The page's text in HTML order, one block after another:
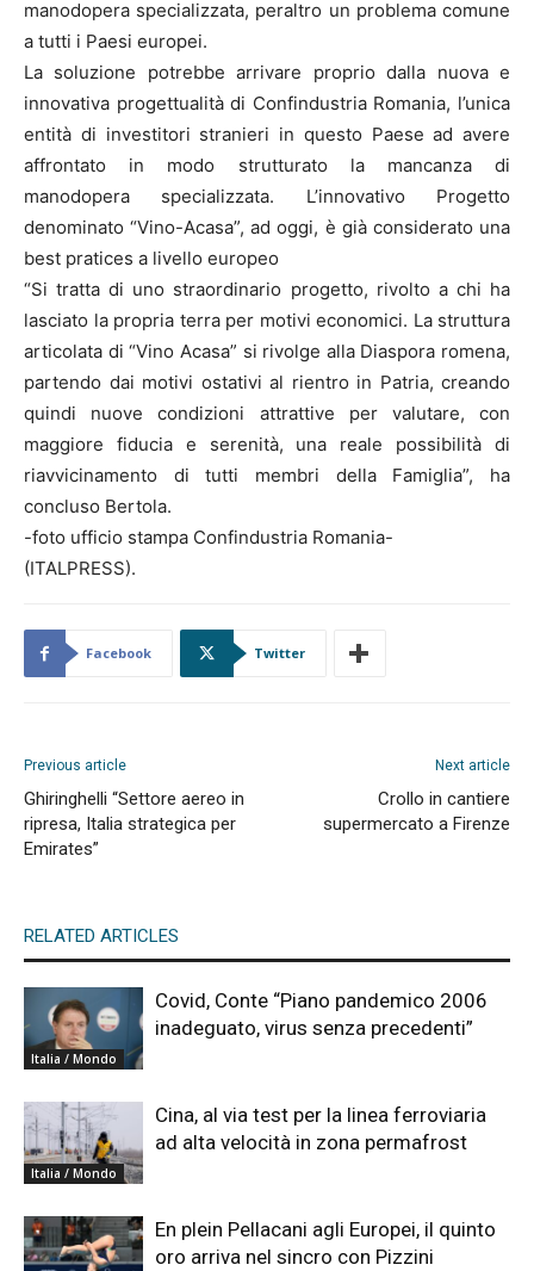
manodopera specializzata, peraltro un problema comune
a tutti i Paesi europei.
La soluzione potrebbe arrivare proprio dalla nuova e
innovativa progettualità di Confindustria Romania, l’unica
entità di investitori stranieri in questo Paese ad avere
affrontato in modo strutturato la mancanza di
manodopera specializzata. L’innovativo Progetto
denominato “Vino-Acasa”, ad oggi, è già considerato una
best pratices a livello europeo
“Si tratta di uno straordinario progetto, rivolto a chi ha
lasciato la propria terra per motivi economici. La struttura
articolata di “Vino Acasa” si rivolge alla Diaspora romena,
partendo dai motivi ostativi al rientro in Patria, creando
quindi nuove condizioni attrattive per valutare, con
maggiore fiducia e serenità, una reale possibilità di
riavvicinamento di tutti membri della Famiglia”, ha
concluso Bertola.
-foto ufficio stampa Confindustria Romania-
(ITALPRESS).
Facebook Twitter
Previous article
Ghiringhelli “Settore aereo in
ripresa, Italia strategica per
Emirates”
Next article
Crollo in cantiere
supermercato a Firenze
RELATED ARTICLES
Italia / Mondo
Covid, Conte “Piano pandemico 2006
inadeguato, virus senza precedenti”
Italia / Mondo
Cina, al via test per la linea ferroviaria
ad alta velocità in zona permafrost
En plein Pellacani agli Europei, il quinto
oro arriva nel sincro con Pizzini